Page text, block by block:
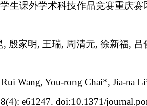
生课外学术科技作品竞赛重庆赛
, 殷家明, 王瑞, 周清元,徐新福, 吕
Wang, You-rong Chai*, Jia-na
e61247. doi:10.1371/